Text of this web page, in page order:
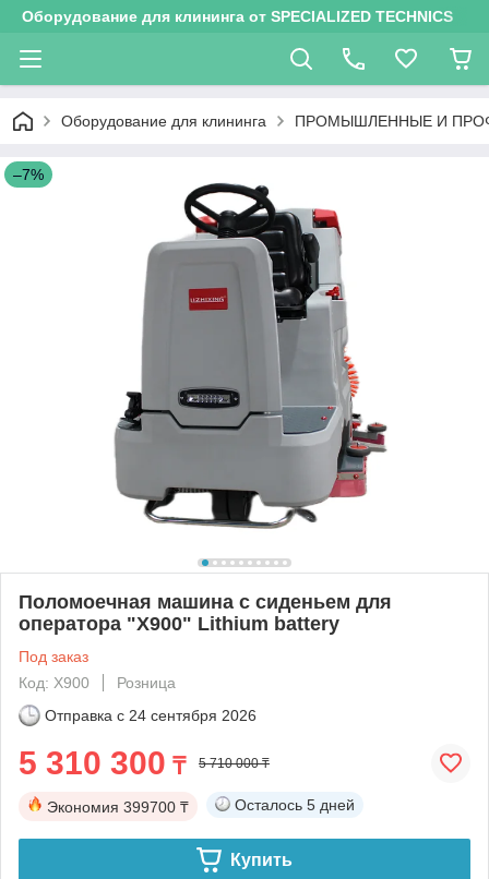
Оборудование для клининга от SPECIALIZED TECHNICS
Оборудование для клининга ПРОМЫШЛЕННЫЕ И
–7%
Поломоечная машина с сиденьем для
оператора "X900" Lithium battery
Под заказ
Код: X900
Розница
Отправка с 24 сентября 2026
5 310 300 ₸ 5 710 000 ₸
Экономия 399700 ₸ Осталось 5 дней
Купить